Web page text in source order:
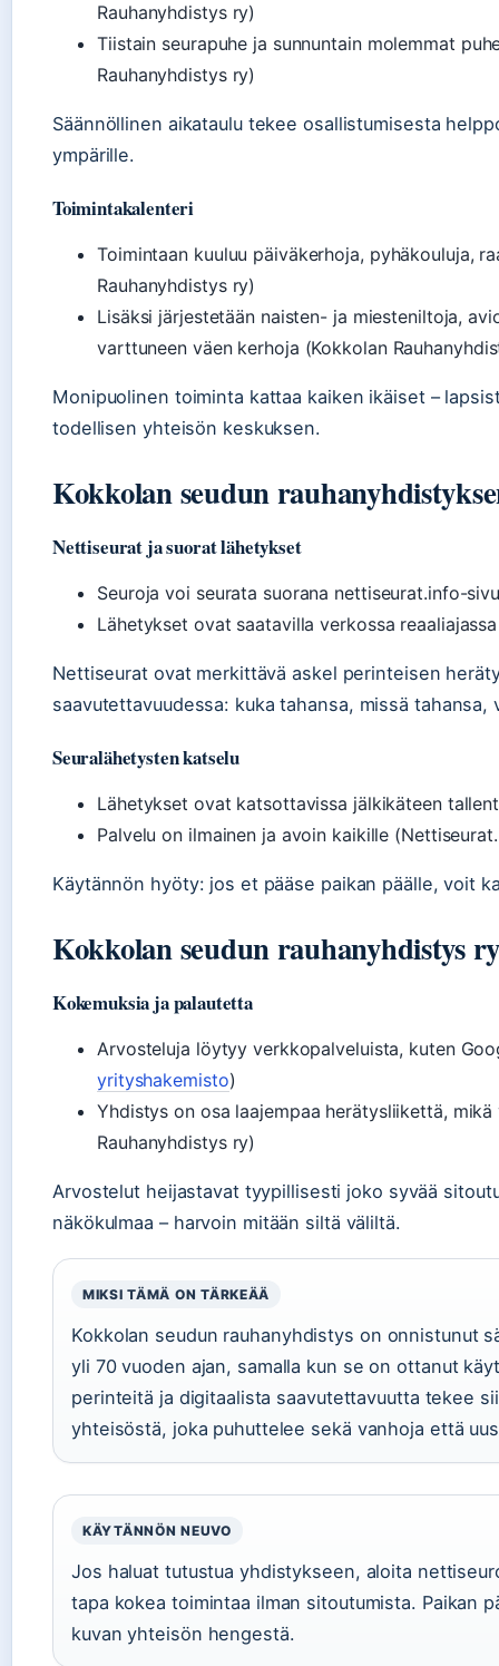
Rauhanyhdistys ry)
Tiistain seurapuhe ja sunnuntain molemmat
Rauhanyhdistys ry)
Säännöllinen aikataulu tekee osallistumisesta
ympärille.
Toimintakalenteri
Toimintaan kuuluu päiväkerhoja, pyhäkouluja,
Rauhanyhdistys ry)
Lisäksi järjestetään naisten- ja miesteniltoja,
varttuneen väen kerhoja (Kokkolan
Monipuolinen toiminta kattaa kaiken ikäiset –
todellisen yhteisön keskuksen.
Kokkolan seudun
Nettiseurat ja suorat lähetykset
Seuroja voi seurata suorana nettiseurat.info-
Lähetykset ovat saatavilla verkossa
Nettiseurat ovat merkittävä askel perinteisen
saavutettavuudessa: kuka tahansa, missä tahansa,
Seuralähetysten katselu
Lähetykset ovat katsottavissa jälkikäteen
Palvelu on ilmainen ja avoin kaikille
Käytännön hyöty: jos et pääse paikan päälle, voit
Kokkolan seudun rauhanyhdistys
Kokemuksia ja palautetta
Arvosteluja löytyy verkkopalveluista, kuten
yrityshakemisto)
Yhdistys on osa laajempaa herätysliikettä,
Rauhanyhdistys ry)
Arvostelut heijastavat tyypillisesti joko syvää
näkökulmaa – harvoin mitään siltä väliltä.
MIKSI TÄMÄ ON TÄRKEÄÄ
Kokkolan seudun rauhanyhdistys on onnistunut
yli 70 vuoden ajan, samalla kun se on ottanut
perinteitä ja digitaalista saavutettavuutta tekee
yhteisöstä, joka puhuttelee sekä vanhoja että
KÄYTÄNNÖN NEUVO
Jos haluat tutustua yhdistykseen, aloita
tapa kokea toimintaa ilman sitoutumista. Paikan
kuvan yhteisön hengestä.